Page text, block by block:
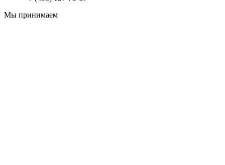
Мы принимаем